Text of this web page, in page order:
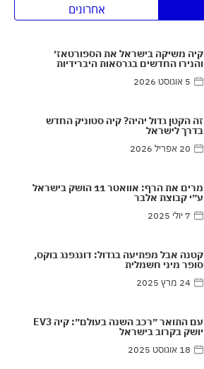
אחרונים
קיה משיקה בישראל את הספורטאז׳
והנירו החדשים בגרסאות היברידיות
5 אוגוסט 2026
זה הקטן גדול יהיה? קיה סטוניק החדש
בדרך לישראל
20 אפריל 2026
מרים את הרף: אוואטר 11 הושק בישראל
ע״י קבוצת אלבר
7 יולי 2025
קטנה אבל מפתיעה בגדול: דונגפנג בוקס,
סופר מיני חשמלית
24 מרץ 2025
עם התואר ״רכב השנה בעולם״: קיה EV3
יושק בקרוב בישראל
18 אוגוסט 2025